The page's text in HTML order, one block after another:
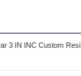
3 IN INC Custom Resi